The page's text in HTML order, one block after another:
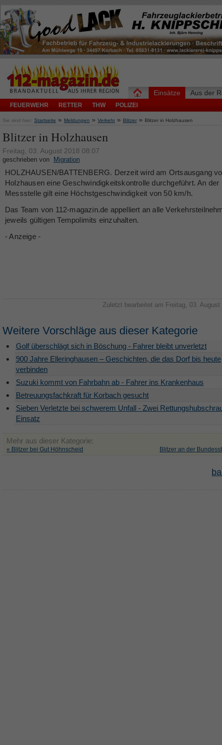
Einsätze
FEUERWEHR RETTER THW POLIZEI
Aus der
Sie sind hier: Startseite » Meldungen » Verkehr » Blitzer » Blitzer in Holzhausen
Blitzer in Holzhausen
Freitag, 03. August 2018 08:07
geschrieben von Migration
HOLZHAUSEN/BATTENBERG. Derzeit wird am Ortsausgang
Holzhausen eine Geschwindigkeitskontrolle durchgeführt. An der
Messstelle gilt eine Höchstgeschwindigkeit von 50 km/h.
Das Team von 112-magazin.de appelliert an alle
jeweils gültigen Tempolimits einzuhalten.
- Anzeige -
Zuletzt bearbeitet am Freitag, 03. August
Weitere Vorschläge aus dieser Kategorie
Golf überschlägt sich in Böschung - Fahrer bleibt unverletzt
900 Jahre Elleringhausen – Geschichten, die das Dorf bis heute
verbinden
Suzuki kommt von Fahrbahn ab - Fahrer ins Krankenhaus
Betreuungsfachkraft für Korbach gesucht
Sieben Verletzte bei schwerem Unfall - Zwei
Einsatz
Mehr aus dieser Kategorie:
« Blitzer bei Gut Höhnscheid Blitzer an der